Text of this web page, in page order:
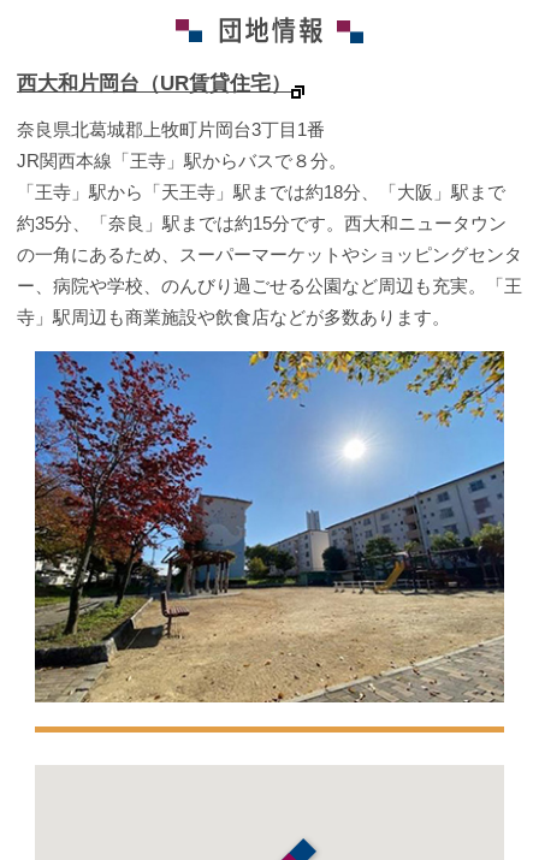
西大和片岡台（UR賃貸住宅）
奈良県北葛城郡上牧町片岡台3丁目1番
JR関西本線「王寺」駅からバスで８分。
「王寺」駅から「天王寺」駅までは約18分、「大阪」駅まで
約35分、「奈良」駅までは約15分です。西大和ニュータウン
の一角にあるため、スーパーマーケットやショッピングセンタ
ー、病院や学校、のんびり過ごせる公園など周辺も充実。「王
寺」駅周辺も商業施設や飲食店などが多数あります。